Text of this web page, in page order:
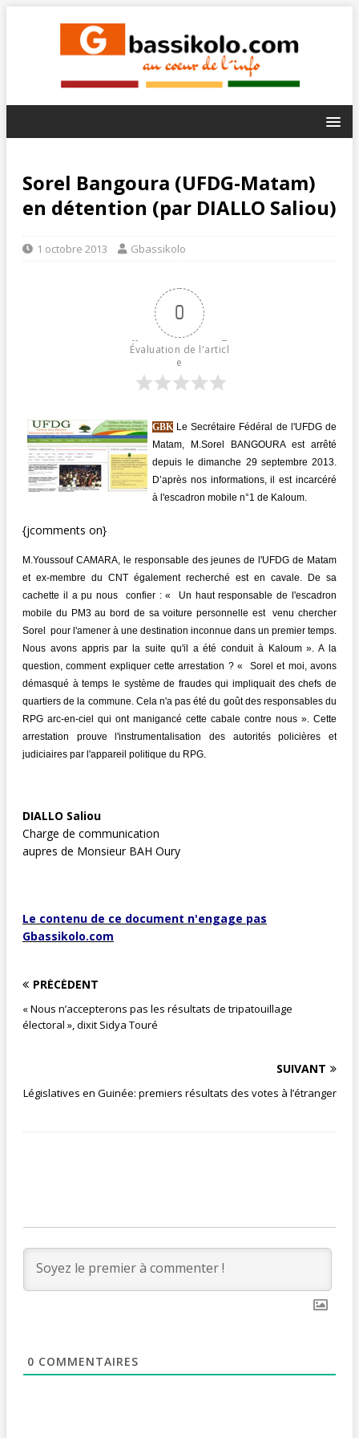
Sorel Bangoura (UFDG-Matam)
en détention (par DIALLO Saliou)
1 octobre 2013 Gbassikolo
0
Évaluation de l'articl
e
GBK Le Secrétaire Fédéral de l'UFDG de
Matam, M.Sorel BANGOURA est arrêté
depuis le dimanche 29 septembre 2013.
D’après nos informations, il est incarcéré
à l'escadron mobile n°1 de Kaloum.
{jcomments on}
M.Youssouf CAMARA, le responsable des jeunes de l'UFDG de Matam
et ex-membre du CNT également recherché est en cavale. De sa
cachette il a pu nous confier : « Un haut responsable de l'escadron
mobile du PM3 au bord de sa voiture personnelle est venu chercher
Sorel pour l'amener à une destination inconnue dans un premier temps.
Nous avons appris par la suite qu'il a été conduit à Kaloum ». A la
question, comment expliquer cette arrestation ? « Sorel et moi, avons
démasqué à temps le système de fraudes qui impliquait des chefs de
quartiers de la commune. Cela n'a pas été du goût des responsables du
RPG arc-en-ciel qui ont manigancé cette cabale contre nous ». Cette
arrestation prouve l'instrumentalisation des autorités policières et
judiciaires par l'appareil politique du RPG.
DIALLO Saliou
Charge de communication
aupres de Monsieur BAH Oury
Le contenu de ce document n'engage pas
Gbassikolo.com
PRÉCÉDENT
« Nous n’accepterons pas les résultats de tripatouillage
électoral », dixit Sidya Touré
SUIVANT
Législatives en Guinée: premiers résultats des votes à l’étranger
0 COMMENTAIRES